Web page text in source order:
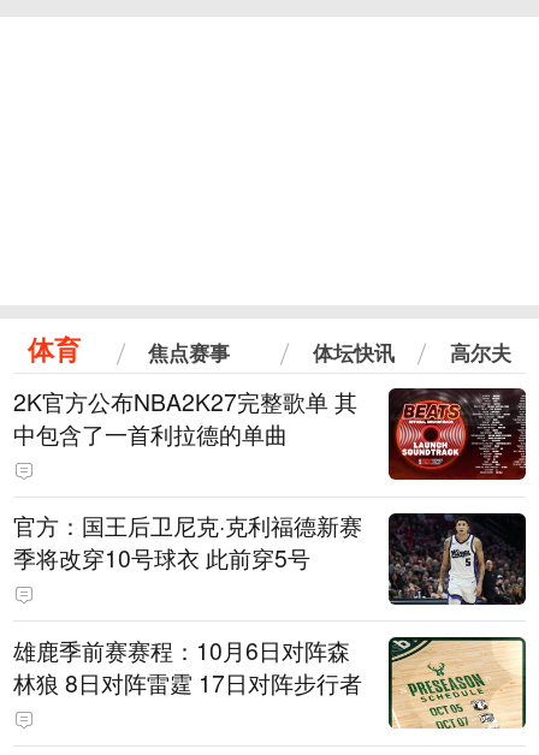
体育 焦点赛事 体坛快讯 高尔夫
2K官方公布NBA2K27完整歌单 其
中包含了一首利拉德的单曲
官方：国王后卫尼克·克利福德新赛
季将改穿10号球衣 此前穿5号
雄鹿季前赛赛程：10月6日对阵森
林狼 8日对阵雷霆 17日对阵步行者